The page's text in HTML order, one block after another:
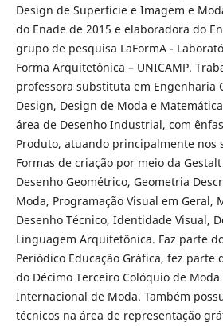
Design de Superfície e Imagem e
do Enade de 2015 e elaboradora do
grupo de pesquisa LaFormA -
Forma Arquitetônica – UNICAMP.
professora substituta em Engenharia
Design, Design de Moda e
área de Desenho Industrial, com
Produto, atuando principalmente nos
Formas de criação por meio da
Desenho Geométrico, Geometria
Moda, Programação Visual em Geral,
Desenho Técnico, Identidade Visual,
Linguagem Arquitetônica. Faz parte
Periódico Educação Gráfica, fez parte
do Décimo Terceiro Colóquio de
Internacional de Moda. Também
técnicos na área de representação